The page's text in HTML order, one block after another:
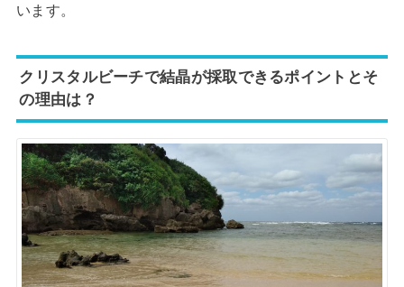
います。
クリスタルビーチで結晶が採取できるポイントとそ
の理由は？